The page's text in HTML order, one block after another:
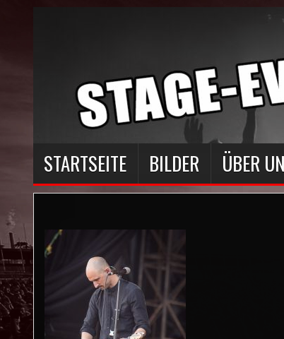
STARTSEITE BILDER ÜBER